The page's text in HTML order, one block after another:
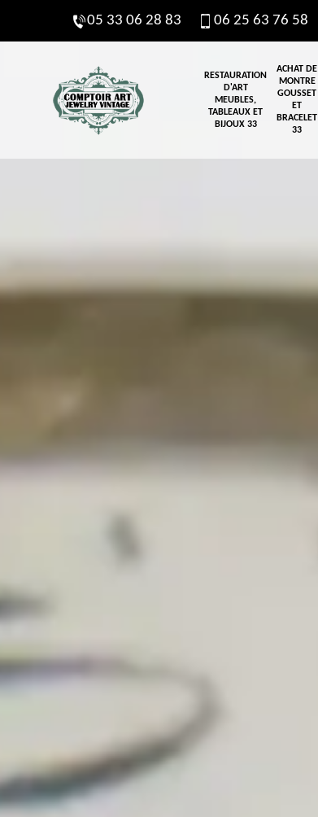
05 33 06 28 83 06 25 63 76 58
RESTAURATION
D'ART
MEUBLES,
TABLEAUX ET
BIJOUX 33
ACHAT DE
MONTRE
GOUSSET
ET
BRACELET
33